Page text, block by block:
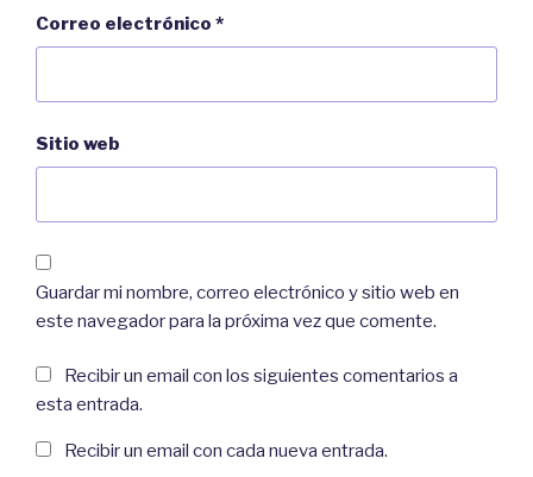
Correo electrónico *
Sitio web
Guardar mi nombre, correo electrónico y sitio web en
este navegador para la próxima vez que comente.
Recibir un email con los siguientes comentarios a
esta entrada.
Recibir un email con cada nueva entrada.